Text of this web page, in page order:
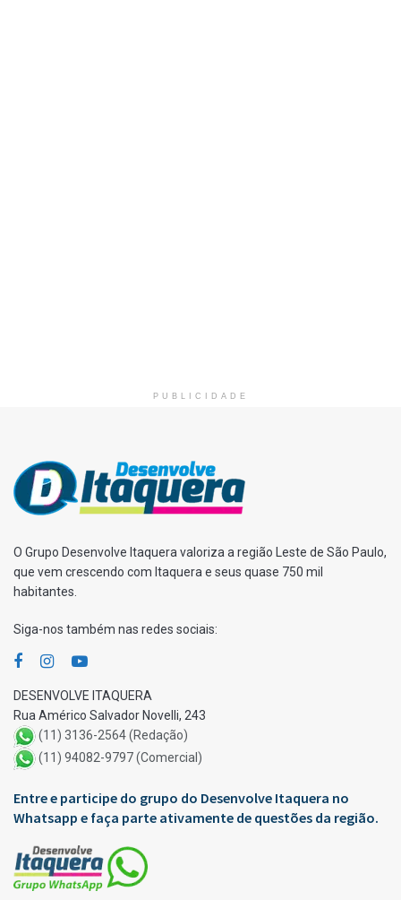
PUBLICIDADE
O Grupo Desenvolve Itaquera valoriza a região Leste de São Paulo,
que vem crescendo com Itaquera e seus quase 750 mil
habitantes.
Siga-nos também nas redes sociais:
DESENVOLVE ITAQUERA
Rua Américo Salvador Novelli, 243
(11) 3136-2564 (Redação)
(11) 94082-9797 (Comercial)
Entre e participe do grupo do Desenvolve Itaquera no
Whatsapp e faça parte ativamente de questões da região.